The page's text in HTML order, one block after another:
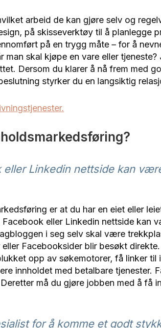
arbeid de kan gjøre selv og
på skisseverktøy til å planlegge
på en trygg måte – for å
man skal kjøpe en vare eller tjeneste?
Dersom du klarer å nå frem med
styrker du en langsiktig
eller Linkedin nettside kan
er at du har en eiet eller
eller Linkedin nettside kan
i seg selv skal være
Facebooksider blir besøkt
opp av søkemotorer, få linker til
innholdet med betalbare tjenester.
må du gjøre jobben med å få
for å komme et godt